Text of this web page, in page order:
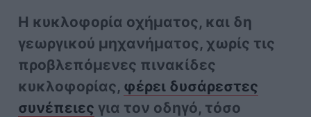
Η κυκλοφορία οχήματος, και δη
γεωργικού μηχανήματος, χωρίς τις
προβλεπόμενες πινακίδες
κυκλοφορίας, φέρει δυσάρεστες
συνέπειες για τον οδηγό, τόσο